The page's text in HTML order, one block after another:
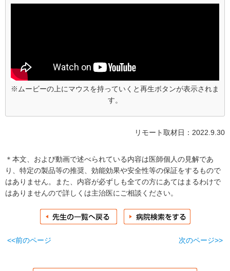
※ムービーの上にマウスを持っていくと再生ボタンが表示されま
す。
リモート取材日：2022.9.30
＊本文、および動画で述べられている内容は医師個人の見解であ
り、特定の製品等の推奨、効能効果や安全性等の保証をするもので
はありません。また、内容が必ずしも全ての方にあてはまるわけで
はありませんので詳しくは主治医にご相談ください。
<<前のページ 次のページ>>